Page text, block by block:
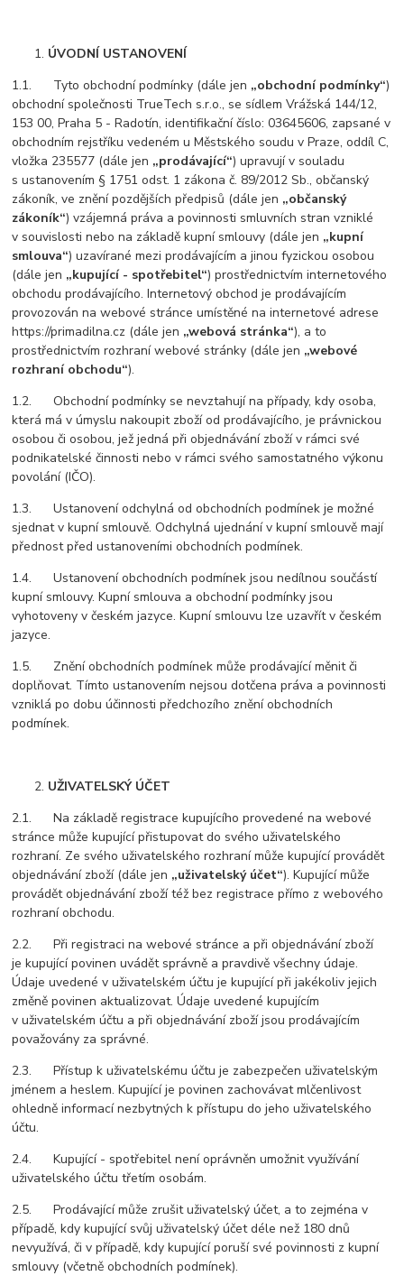
ÚVODNÍ USTANOVENÍ
1.1. Tyto obchodní podmínky (dále jen „obchodní podmínky“)
obchodní společnosti TrueTech s.r.o., se sídlem Vrážská 144/12,
153 00, Praha 5 - Radotín, identifikační číslo: 03645606, zapsané v
obchodním rejstříku vedeném u Městského soudu v Praze, oddíl C,
vložka 235577 (dále jen „prodávající“) upravují v souladu
s ustanovením § 1751 odst. 1 zákona č. 89/2012 Sb., občanský
zákoník, ve znění pozdějších předpisů (dále jen „občanský
zákoník“) vzájemná práva a povinnosti smluvních stran vzniklé
v souvislosti nebo na základě kupní smlouvy (dále jen „kupní
smlouva“) uzavírané mezi prodávajícím a jinou fyzickou osobou
(dále jen „kupující - spotřebitel“) prostřednictvím internetového
obchodu prodávajícího. Internetový obchod je prodávajícím
provozován na webové stránce umístěné na internetové adrese
https://primadilna.cz (dále jen „webová stránka“), a to
prostřednictvím rozhraní webové stránky (dále jen „webové
rozhraní obchodu“).
1.2. Obchodní podmínky se nevztahují na případy, kdy osoba,
která má v úmyslu nakoupit zboží od prodávajícího, je právnickou
osobou či osobou, jež jedná při objednávání zboží v rámci své
podnikatelské činnosti nebo v rámci svého samostatného výkonu
povolání (IČO).
1.3. Ustanovení odchylná od obchodních podmínek je možné
sjednat v kupní smlouvě. Odchylná ujednání v kupní smlouvě mají
přednost před ustanoveními obchodních podmínek.
1.4. Ustanovení obchodních podmínek jsou nedílnou součástí
kupní smlouvy. Kupní smlouva a obchodní podmínky jsou
vyhotoveny v českém jazyce. Kupní smlouvu lze uzavřít v českém
jazyce.
1.5. Znění obchodních podmínek může prodávající měnit či
doplňovat. Tímto ustanovením nejsou dotčena práva a povinnosti
vzniklá po dobu účinnosti předchozího znění obchodních
podmínek.
UŽIVATELSKÝ ÚČET
2.1. Na základě registrace kupujícího provedené na webové
stránce může kupující přistupovat do svého uživatelského
rozhraní. Ze svého uživatelského rozhraní může kupující provádět
objednávání zboží (dále jen „uživatelský účet“). Kupující může
provádět objednávání zboží též bez registrace přímo z webového
rozhraní obchodu.
2.2. Při registraci na webové stránce a při objednávání zboží
je kupující povinen uvádět správně a pravdivě všechny údaje.
Údaje uvedené v uživatelském účtu je kupující při jakékoliv jejich
změně povinen aktualizovat. Údaje uvedené kupujícím
v uživatelském účtu a při objednávání zboží jsou prodávajícím
považovány za správné.
2.3. Přístup k uživatelskému účtu je zabezpečen uživatelským
jménem a heslem. Kupující je povinen zachovávat mlčenlivost
ohledně informací nezbytných k přístupu do jeho uživatelského
účtu.
2.4. Kupující - spotřebitel není oprávněn umožnit využívání
uživatelského účtu třetím osobám.
2.5. Prodávající může zrušit uživatelský účet, a to zejména v
případě, kdy kupující svůj uživatelský účet déle než 180 dnů
nevyužívá, či v případě, kdy kupující poruší své povinnosti z kupní
smlouvy (včetně obchodních podmínek).